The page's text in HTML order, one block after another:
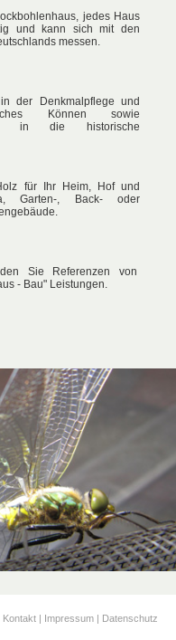
jedes Haus
und kann sich mit den
messen.
der Denkmalpflege und
Können sowie
in die historische
für Ihr Heim, Hof und
Garten-, Back- oder
Sie Referenzen von
- Bau" Leistungen.
SprewaldHaus
Falk
Ringchaussee
Tel./Fax.: (03 56 03) 8
Email: Hitzer@spreewald-
Web: www.spreewaldhaus-
Kontakt | Impressum | Datenschutz